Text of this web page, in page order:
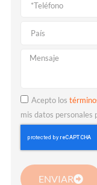
Acepto los
mis datos personales
ENVIAR